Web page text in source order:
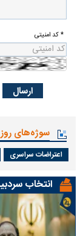
* کد امنیتی
سوژه‌های روز
اعتراضات سراسری
انتخاب